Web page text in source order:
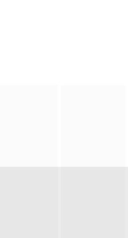
。救援副队长陈霖奉命带队深入
方封锁，令两人被迫困在奥克兰的公寓里